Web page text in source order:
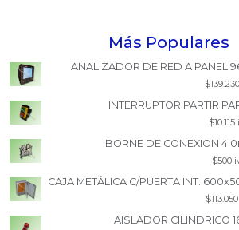
Más Populares
ANALIZADOR DE RED A PANEL
INTERRUPTOR PARTIR
BORNE DE CONEXION
$500
CAJA METÁLICA C/PUERTA INT.
AISLADOR CILINDRICO